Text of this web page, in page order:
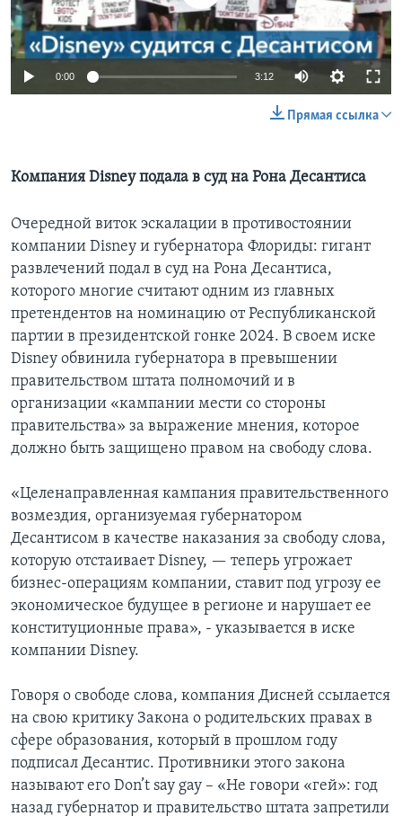
Learning English
СОЦИАЛЬНЫЕ СЕТИ
0:00 3:12
Прямая ссылка
Компания Disney подала в суд на Рона Десантиса
Очередной виток эскалации в противостоянии
компании Disney и губернатора Флориды: гигант
развлечений подал в суд на Рона Десантиса,
которого многие считают одним из главных
претендентов на номинацию от Республиканской
партии в президентской гонке 2024. В своем иске
Disney обвинила губернатора в превышении
правительством штата полномочий и в
организации «кампании мести со стороны
правительства» за выражение мнения, которое
должно быть защищено правом на свободу слова.
«Целенаправленная кампания правительственного
возмездия, организуемая губернатором
Десантисом в качестве наказания за свободу слова,
которую отстаивает Disney, — теперь угрожает
бизнес-операциям компании, ставит под угрозу ее
экономическое будущее в регионе и нарушает ее
конституционные права», - указывается в иске
компании Disney.
Говоря о свободе слова, компания Дисней ссылается
на свою критику Закона о родительских правах в
сфере образования, который в прошлом году
подписал Десантис. Противники этого закона
называют его Don’t say gay – «Не говори «гей»: год
назад губернатор и правительство штата запретили